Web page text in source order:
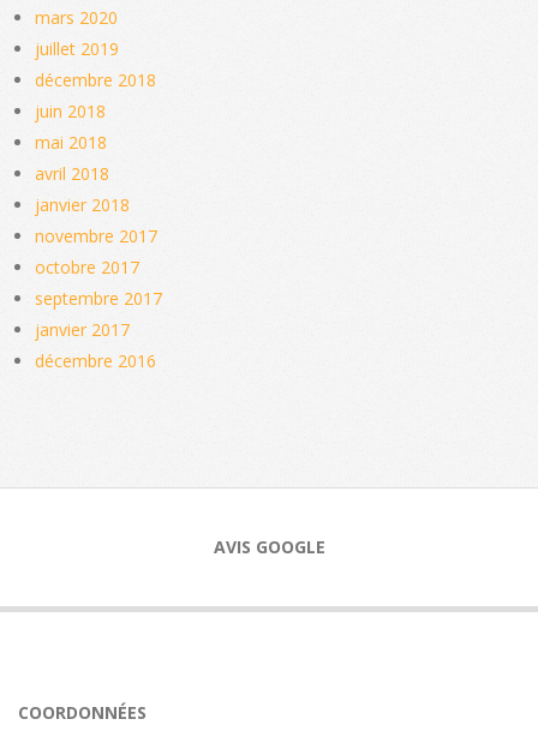
mars 2020
juillet 2019
décembre 2018
juin 2018
mai 2018
avril 2018
janvier 2018
novembre 2017
octobre 2017
septembre 2017
janvier 2017
décembre 2016
AVIS GOOGLE
COORDONNÉES